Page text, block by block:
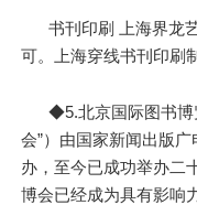
书刊印刷 上海界龙
可。上海穿线书刊印刷
◆5.北京国际图书博
会”）由国家新闻出版
办，至今已成功举办二
博会已经成为具有影响